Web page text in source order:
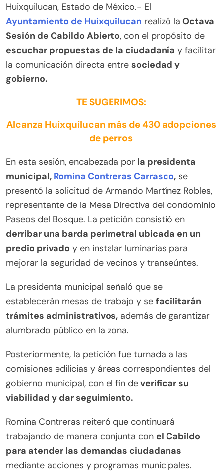
Huixquilucan, Estado de México.- El
Ayuntamiento de Huixquilucan realizó la Octava
Sesión de Cabildo Abierto, con el propósito de
escuchar propuestas de la ciudadanía y facilitar
la comunicación directa entre sociedad y
gobierno.
TE SUGERIMOS:
Alcanza Huixquilucan más de 430 adopciones
de perros
En esta sesión, encabezada por la presidenta
municipal, Romina Contreras Carrasco, se
presentó la solicitud de Armando Martínez Robles,
representante de la Mesa Directiva del condominio
Paseos del Bosque. La petición consistió en
derribar una barda perimetral ubicada en un
predio privado y en instalar luminarias para
mejorar la seguridad de vecinos y transeúntes.
La presidenta municipal señaló que se
establecerán mesas de trabajo y se facilitarán
trámites administrativos, además de garantizar
alumbrado público en la zona.
Posteriormente, la petición fue turnada a las
comisiones edilicias y áreas correspondientes del
gobierno municipal, con el fin deverificar su
viabilidad y dar seguimiento.
Romina Contreras reiteró que continuará
trabajando de manera conjunta con el Cabildo
para atender las demandas ciudadanas
mediante acciones y programas municipales.